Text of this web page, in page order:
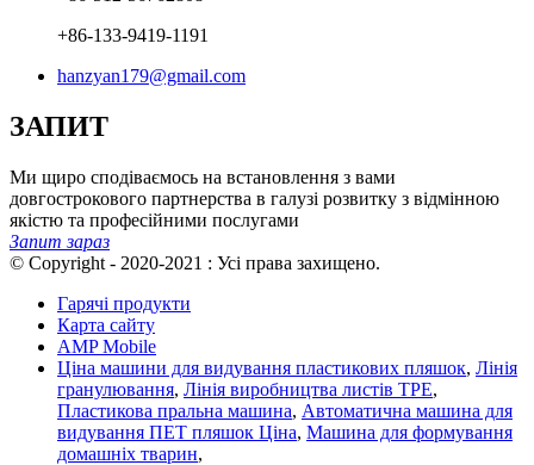
+86-133-9419-1191
hanzyan179@gmail.com
ЗАПИТ
Ми щиро сподіваємось на встановлення з вами
довгострокового партнерства в галузі розвитку з відмінною
якістю та професійними послугами
Запит зараз
© Copyright - 2020-2021 : Усі права захищено.
Гарячі продукти
Карта сайту
AMP Mobile
Ціна машини для видування пластикових пляшок, Лінія
гранулювання, Лінія виробництва листів TPE,
Пластикова пральна машина, Автоматична машина для
видування ПЕТ пляшок Ціна, Машина для формування
домашніх тварин,